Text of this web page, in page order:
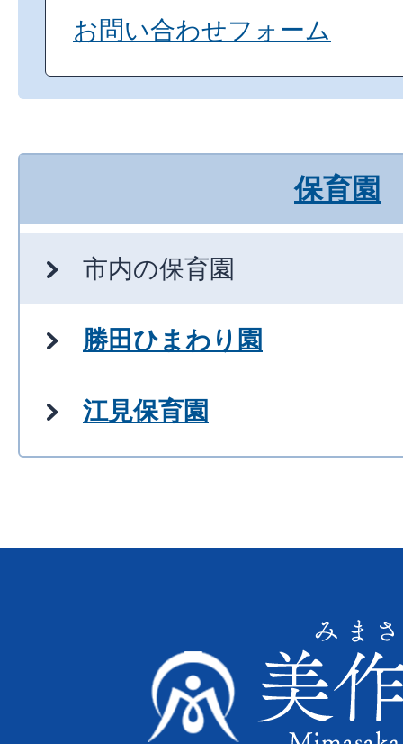
お問い合わせフォーム
保育園
市内の保育園
勝田ひまわり園
江見保育園